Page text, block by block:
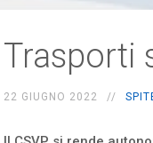
Trasporti
22 GIUGNO 2022